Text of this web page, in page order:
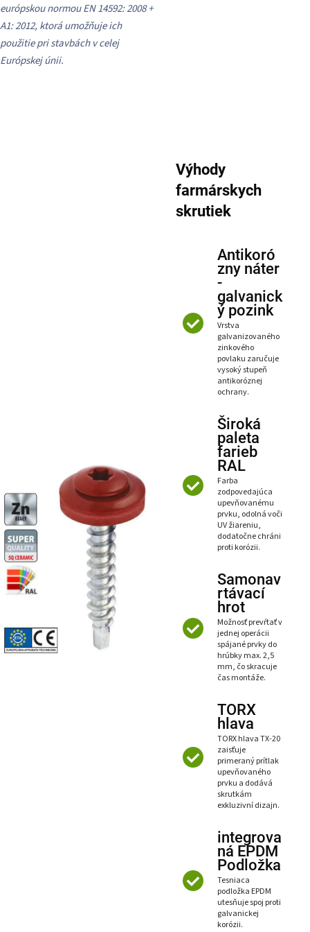
európskou normou EN 14592: 2008 +
A1: 2012, ktorá umožňuje ich
použitie pri stavbách v celej
Európskej únii.
Výhody
farmárskych
skrutiek
Antikoró
zny náter
-
galvanick
ý pozink
Vrstva
galvanizovaného
zinkového
povlaku zaručuje
vysoký stupeň
antikoróznej
ochrany.
Široká
paleta
farieb
RAL
Farba
zodpovedajúca
upevňovanému
prvku, odolná voči
UV žiareniu,
dodatočne chráni
proti korózii.
Samonav
rtávací
hrot
Možnosť prevŕtať v
jednej operácii
spájané prvky do
hrúbky max. 2,5
mm, čo skracuje
čas montáže.
TORX
hlava
TORX hlava TX-20
zaisťuje
primeraný prítlak
upevňovaného
prvku a dodává
skrutkám
exkluzivní dizajn.
integrova
ná EPDM
Podložka
Tesniaca
podložka EPDM
utesňuje spoj proti
galvanickej
korózii.